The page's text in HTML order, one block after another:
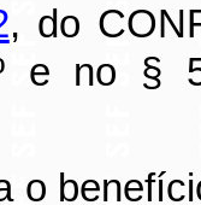
, do
e no §
o